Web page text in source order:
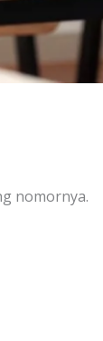
nomornya.